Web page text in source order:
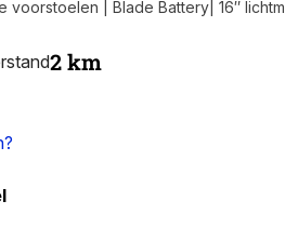
Boost 43 kWh | 322 KM Range | Elektrisch verstelbare voorstoelen ​| Blade Battery| 16″ lichtm
2km